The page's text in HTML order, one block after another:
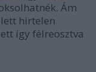
Ám
hirtelen
így félreosztva